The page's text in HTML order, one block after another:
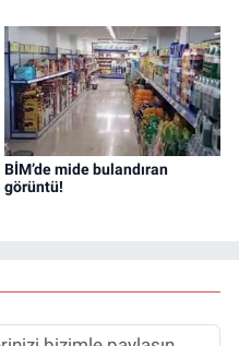
BİM’de mide bulandıran
görüntü!